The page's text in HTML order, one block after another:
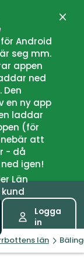
Android
seg mm.
appen
ned
en ny app
laddar
(för
att
- då
igen!
Län
kund
Logga
in
län